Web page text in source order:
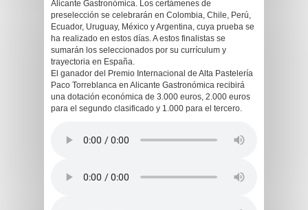
Alicante Gastronómica. Los certámenes de
preselección se celebrarán en Colombia, Chile, Perú,
Ecuador, Uruguay, México y Argentina, cuya prueba se
ha realizado en estos días. A estos finalistas se
sumarán los seleccionados por su currículum y
trayectoria en España.
El ganador del Premio Internacional de Alta Pastelería
Paco Torreblanca en Alicante Gastronómica recibirá
una dotación económica de 3.000 euros, 2.000 euros
para el segundo clasificado y 1.000 para el tercero.